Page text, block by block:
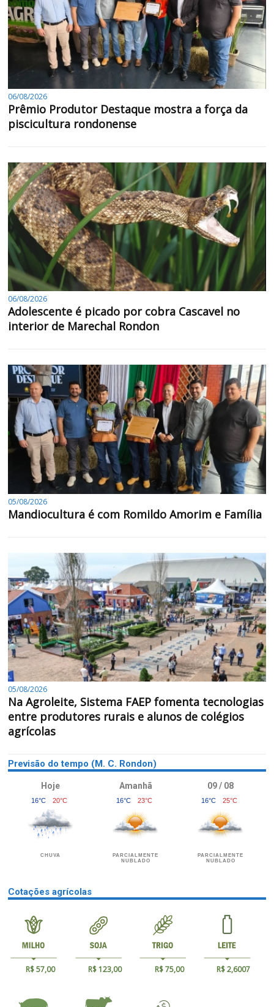
06/08/2026
Prêmio Produtor Destaque mostra a força da
piscicultura rondonense
06/08/2026
Adolescente é picado por cobra Cascavel no
interior de Marechal Rondon
05/08/2026
Mandiocultura é com Romildo Amorim e Família
05/08/2026
Na Agroleite, Sistema FAEP fomenta tecnologias
entre produtores rurais e alunos de colégios
agrícolas
Previsão do tempo (M. C. Rondon)
Hoje
16°C 20°C
CHUVA
Amanhã
16°C 23°C
PARCIALMENTE
NUBLADO
09 / 08
16°C 25°C
PARCIALMENTE
NUBLADO
Cotações agrícolas
R$ 57,00 R$ 123,00 R$ 75,00 R$ 2,6007